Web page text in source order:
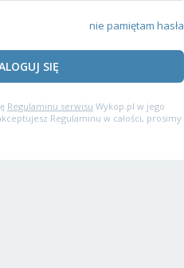
nie pamiętam hasła
SIĘ
Regulaminu serwisu Wykop.pl w jego
Regulaminu w całości, prosimy